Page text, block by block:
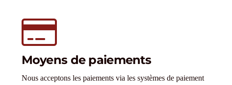
Moyens de paiements
Nous acceptons les paiements via les systèmes de paiement